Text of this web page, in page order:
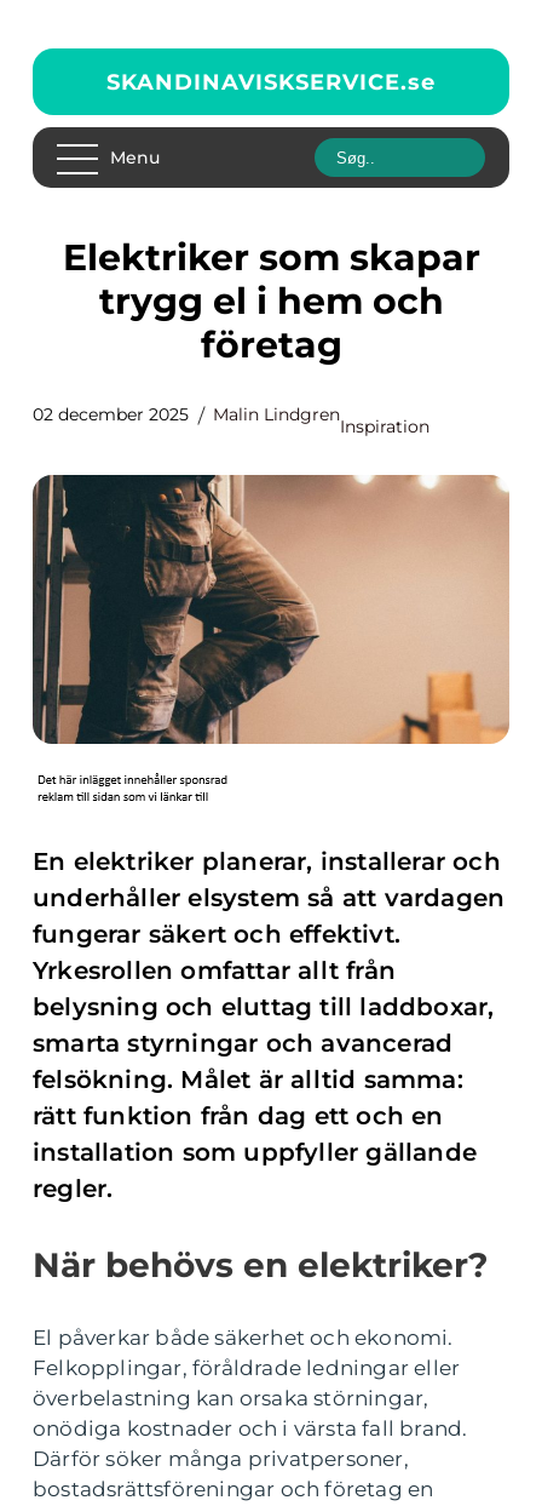
SKANDINAVISKSERVICE.se
Menu
Elektriker som skapar
trygg el i hem och
företag
02 december 2025 Malin Lindgren
Inspiration
En elektriker planerar, installerar och
underhåller elsystem så att vardagen
fungerar säkert och effektivt.
Yrkesrollen omfattar allt från
belysning och eluttag till laddboxar,
smarta styrningar och avancerad
felsökning. Målet är alltid samma:
rätt funktion från dag ett och en
installation som uppfyller gällande
regler.
När behövs en elektriker?
El påverkar både säkerhet och ekonomi.
Felkopplingar, föråldrade ledningar eller
överbelastning kan orsaka störningar,
onödiga kostnader och i värsta fall brand.
Därför söker många privatpersoner,
bostadsrättsföreningar och företag en